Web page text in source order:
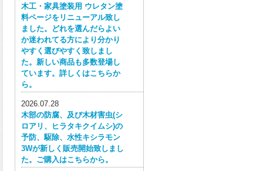
木工・家具塗装用 ウレタン塗
料ページをリニューアル致し
ました。どれを選んだらよい
か迷われてる方により分かり
やすく選びやすく致しまし
た。新しい商品も多数登場し
ています。詳しくはこちらか
ら。
2026.07.28
木部の防腐、及び木材害虫(シ
ロアリ、ヒラタキクイムシ)の
予防、駆除、水性キシラモン
3Wが新しく販売開始致しまし
た。ご購入はこちらから。